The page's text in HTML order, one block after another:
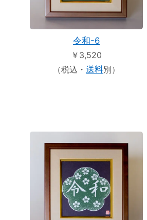
令和-6
￥3,520
（税込・ 送料別）